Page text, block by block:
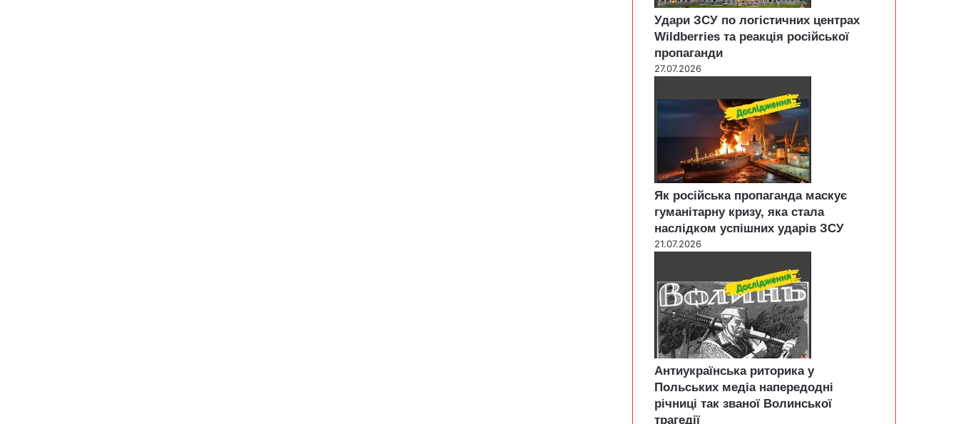
Удари ЗСУ по логістичних центрах
Wildberries та реакція російської
пропаганди
27.07.2026
Як російська пропаганда маскує
гуманітарну кризу, яка стала
наслідком успішних ударів ЗСУ
21.07.2026
Антиукраїнська риторика у
Польських медіа напередодні
річниці так званої Волинської
трагедії